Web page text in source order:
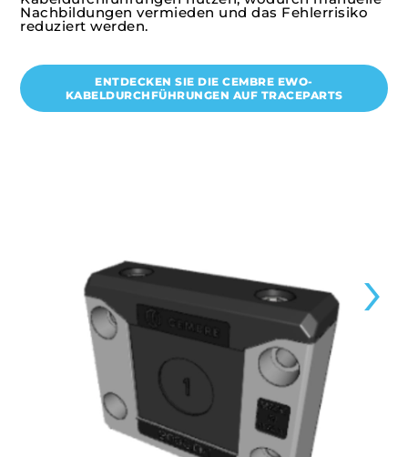
Nachbildungen vermieden und das Fehlerrisiko
reduziert werden.
ENTDECKEN SIE DIE CEMBRE EWO-
KABELDURCHFÜHRUNGEN AUF TRACEPARTS